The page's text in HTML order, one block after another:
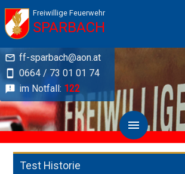
Freiwillige Feuerwehr
SPARBACH
ff-sparbach@aon.at
0664 / 73 01 01 74
im Notfall: 122
Test Historie